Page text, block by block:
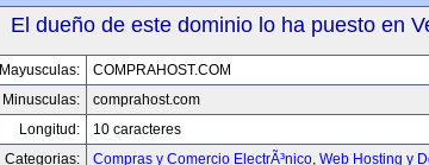
El dueño de este dominio lo ha puesto en
Mayusculas:
COMPRAHOST.COM
Minusculas:
comprahost.com
Longitud:
10 caracteres
Categorias:
Compras y Comercio ElectrÃ³nico, Web Hosting y